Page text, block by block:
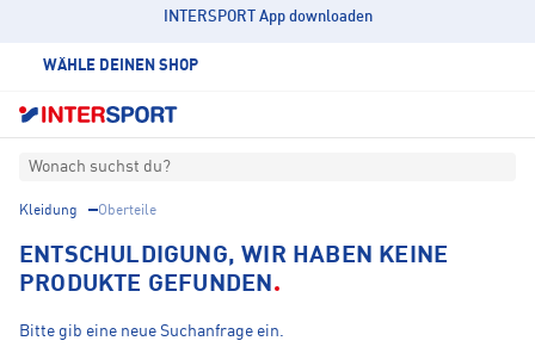
INTERSPORT App downloaden
WÄHLE DEINEN SHOP
Wonach suchst du?
Kleidung Oberteile
ENTSCHULDIGUNG, WIR HABEN KEINE
PRODUKTE GEFUNDEN
Bitte gib eine neue Suchanfrage ein.